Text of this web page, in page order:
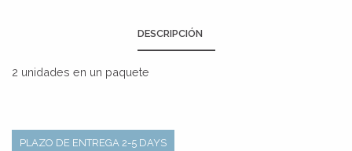
DESCRIPCIÓN
2 unidades en un paquete
PLAZO DE ENTREGA 2-5 DAYS